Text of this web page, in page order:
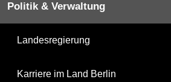
Politik & Verwaltung
Landesregierung
Karriere im Land Berlin